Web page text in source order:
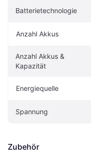
Batterietechnologie
Anzahl Akkus
Anzahl Akkus &
Kapazität
Energiequelle
Spannung
Zubehör